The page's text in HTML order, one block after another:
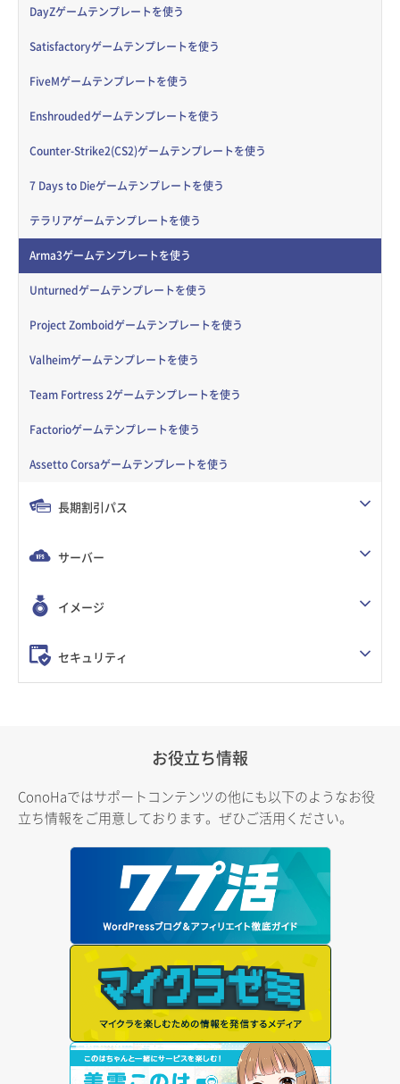
DayZゲームテンプレートを使う
Satisfactoryゲームテンプレートを使う
FiveMゲームテンプレートを使う
Enshroudedゲームテンプレートを使う
Counter-Strike2(CS2)ゲームテンプレートを使う
7 Days to Dieゲームテンプレートを使う
テラリアゲームテンプレートを使う
Arma3ゲームテンプレートを使う
Unturnedゲームテンプレートを使う
Project Zomboidゲームテンプレートを使う
Valheimゲームテンプレートを使う
Team Fortress 2ゲームテンプレートを使う
Factorioゲームテンプレートを使う
Assetto Corsaゲームテンプレートを使う
長期割引パス
サーバー
イメージ
セキュリティ
お役立ち情報
ConoHaではサポートコンテンツの他にも以下のようなお役
立ち情報をご用意しております。ぜひご活用ください。